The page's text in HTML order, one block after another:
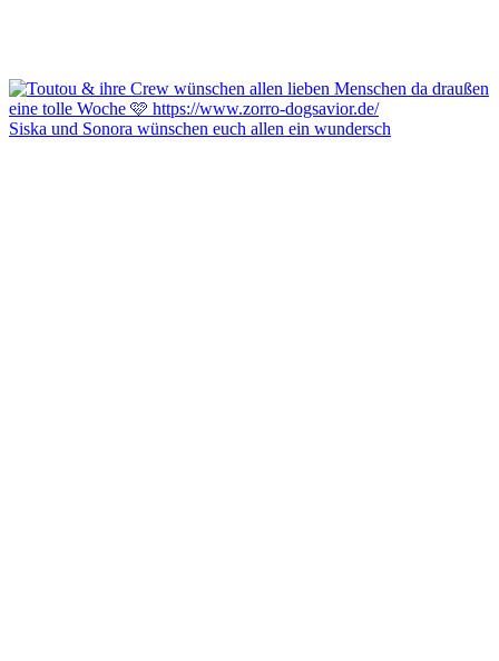
Siska und Sonora wünschen euch allen ein wundersch